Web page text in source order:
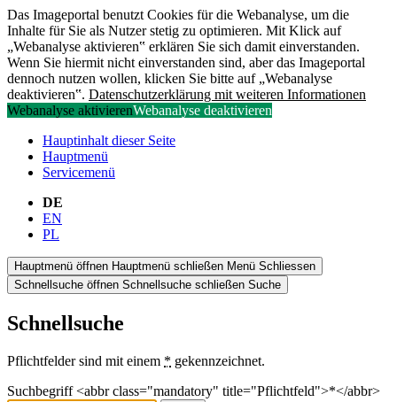
Das Imageportal benutzt Cookies für die Webanalyse, um die
Inhalte für Sie als Nutzer stetig zu optimieren. Mit Klick auf
„Webanalyse aktivieren‟ erklären Sie sich damit einverstanden.
Wenn Sie hiermit nicht einverstanden sind, aber das Imageportal
dennoch nutzen wollen, klicken Sie bitte auf „Webanalyse
deaktivieren‟. Datenschutzerklärung mit weiteren Informationen
Webanalyse aktivierenWebanalyse deaktivieren
Hauptinhalt dieser Seite
Hauptmenü
Servicemenü
DE
EN
PL
Hauptmenü öffnen Hauptmenü schließen Menü Schliessen
Schnellsuche öffnen Schnellsuche schließen Suche
Schnellsuche
Pflichtfelder sind mit einem * gekennzeichnet.
Suchbegriff <abbr class="mandatory" title="Pflichtfeld">*</abbr>